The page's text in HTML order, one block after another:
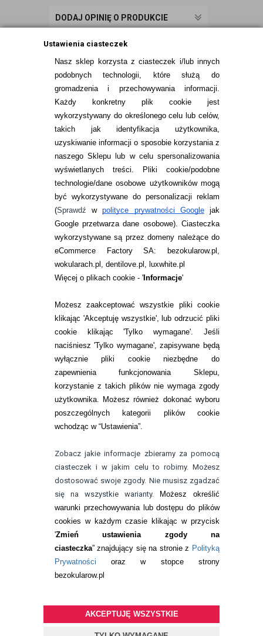
Ustawienia ciasteczek
Nasz sklep korzysta z ciasteczek i/lub innych
podobnych technologii, które służą do
gromadzenia i przechowywania informacji.
Każdy konkretny plik cookie jest
wykorzystywany do określonego celu lub celów,
takich jak identyfikacja użytkownika,
uzyskiwanie informacji o sposobie korzystania z
naszego Sklepu lub w celu spersonalizowania
wyświetlanych treści.
Pliki cookie/podobne
technologie/dane osobowe użytkowników mogą
być wykorzystywane do personalizacji reklam
(Sprawdźwpolityce prywatności Googlejak
Google przetwarza dane osobowe). Ciasteczka
wykorzystywane są przez domeny należące do
eCommerce Factory SA: bezokularow.pl,
wokularach.pl, dentilove.pl, luxwhite.pl
Więcej o plikach cookie - 'Informacje'
Możesz zaakceptować wszystkie pliki cookie
klikając 'Akceptuję wszystkie', lub odrzucić pliki
cookie klikając 'Tylko wymagane'. Jeśli
naciśniesz 'Tylko wymagane', zapisywane będą
wyłącznie pliki cookie niezbędne do
zapewnienia funkcjonowania Sklepu,
korzystanie z takich plików nie wymaga zgody
użytkownika. Możesz również dokonać wyboru
poszczególnych kategorii plików cookie
wchodząc w “Ustawienia”.
Zobacz jakie informacje zbieramy za pomocą
ciasteczek i w jakim celu to robimy. Możesz
dostosować swoje zgody. Nie musisz zgadzać
się na wszystkie warianty.
Możesz określić
warunki przechowywania lub dostępu do plików
cookies w każdym czasie klikając w przycisk
'Zmień ustawienia zgody na
ciasteczka” znajdujący się na stronie z Polityką
Prywatności oraz w stopce strony
bezokularow.pl
AKCEPTUJĘ WSZYSTKIE
DODAJ OPINIĘ O PRODUKCIE
INFORMACJE KONTAKTOWE
JAK ZAMAWIAĆ?
ZWROTY I REKLAMACJA
WARUNKI ZAKUPÓW
RANKINGI SOCZEWEK
SOCZEWKI KOLOROWE
Zwrot (odstąpienie od umowy)
ZMIEŃ USTAWIENIA ZGODY NA CIASTECZKA
KONTAKT
telefon:
22 113 44 42
telefon:
732 08 08 72
kontakt@bezokularow.pl
BEZOKULARÓW.PL | soczewki kontaktowe i płyny